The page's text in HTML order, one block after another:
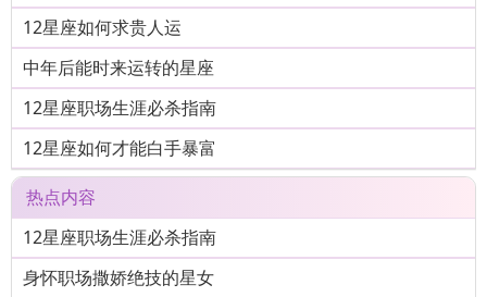
12星座如何求贵人运
中年后能时来运转的星座
12星座职场生涯必杀指南
12星座如何才能白手暴富
热点内容
12星座职场生涯必杀指南
身怀职场撒娇绝技的星女